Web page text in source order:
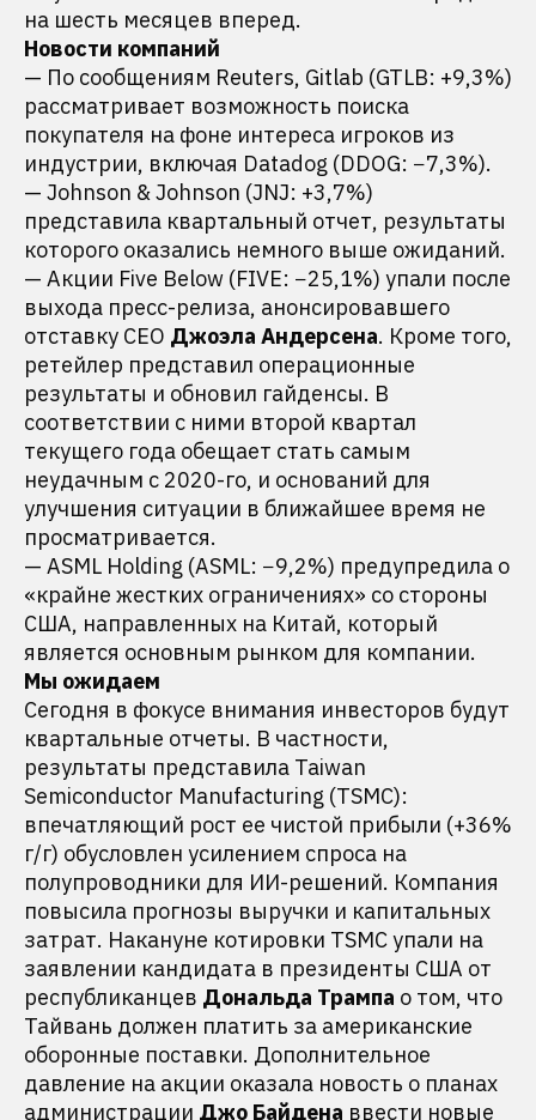
на шесть месяцев вперед.
Новости компаний
— По сообщениям Reuters, Gitlab (GTLB: +9,3%)
рассматривает возможность поиска
покупателя на фоне интереса игроков из
индустрии, включая Datadog (DDOG: −7,3%).
— Johnson & Johnson (JNJ: +3,7%)
представила квартальный отчет, результаты
которого оказались немного выше ожиданий.
— Акции Five Below (FIVE: −25,1%) упали после
выхода пресс-релиза, анонсировавшего
отставку CEO Джоэла Андерсена. Кроме того,
ретейлер представил операционные
результаты и обновил гайденсы. В
соответствии с ними второй квартал
текущего года обещает стать самым
неудачным с 2020-го, и оснований для
улучшения ситуации в ближайшее время не
просматривается.
— ASML Holding (ASML: −9,2%) предупредила о
«крайне жестких ограничениях» со стороны
США, направленных на Китай, который
является основным рынком для компании.
Мы ожидаем
Сегодня в фокусе внимания инвесторов будут
квартальные отчеты. В частности,
результаты представила Taiwan
Semiconductor Manufacturing (TSMC):
впечатляющий рост ее чистой прибыли (+36%
г/г) обусловлен усилением спроса на
полупроводники для ИИ-решений. Компания
повысила прогнозы выручки и капитальных
затрат. Накануне котировки TSMC упали на
заявлении кандидата в президенты США от
республиканцев Дональда Трампа о том, что
Тайвань должен платить за американские
оборонные поставки. Дополнительное
давление на акции оказала новость о планах
администрации Джо Байдена ввести новые